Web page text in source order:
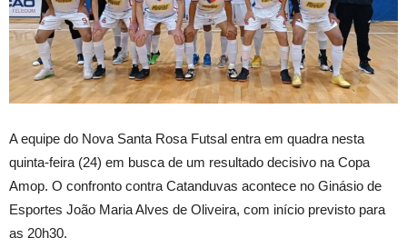
Aequipe do Nova Santa Rosa Futsal entra em quadra nesta
quinta-feira (24) em busca de um resultado decisivo na Copa
Amop. O confronto contra Catanduvas acontece no Ginásio de
Esportes João Maria Alves de Oliveira, com início previsto para
as 20h30.